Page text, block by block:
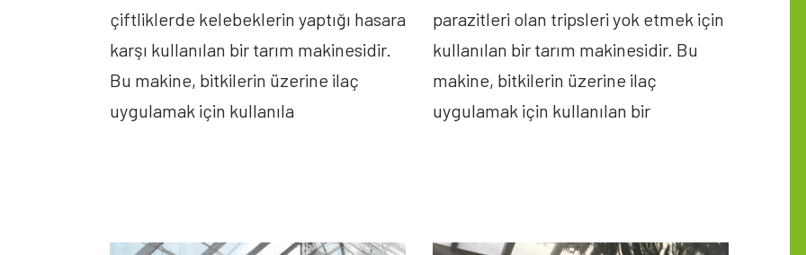
çiftliklerde kelebeklerin yaptığı hasara
karşı kullanılan bir tarım makinesidir.
Bu makine, bitkilerin üzerine ilaç
uygulamak için kullanıla
parazitleri olan tripsleri yok etmek için
kullanılan bir tarım makinesidir. Bu
makine, bitkilerin üzerine ilaç
uygulamak için kullanılan bir